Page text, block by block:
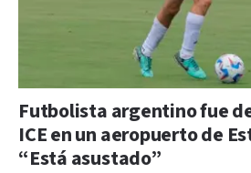
Futbolista argentino fue
ICE en un aeropuerto de
“Está asustado”